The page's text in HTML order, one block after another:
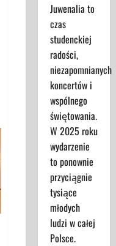
Juwenalia to
czas
studenckiej
radości,
niezapomnianych
koncertów i
wspólnego
świętowania.
W 2025 roku
wydarzenie
to ponownie
przyciągnie
tysiące
młodych
ludzi w całej
Polsce.